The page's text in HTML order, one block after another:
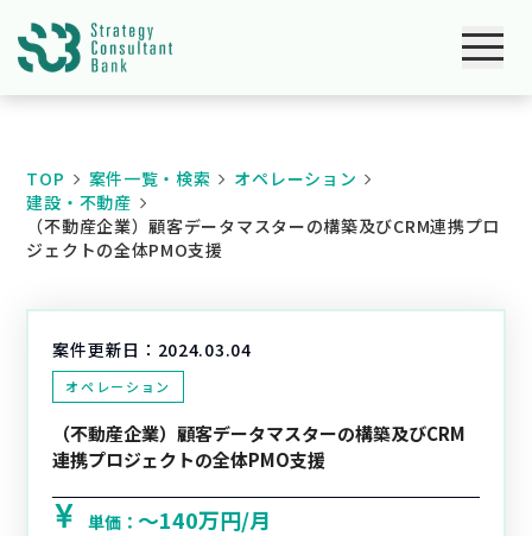
TOP 案件一覧・検索
オペレーション
建設・不動産
（不動産企業）顧客データマスターの構築及びCRM連携プロ
ジェクトの全体PMO支援
案件更新日： 2024.03.04
オペレーション
（不動産企業）顧客データマスターの構築及びCRM
連携プロジェクトの全体PMO支援
単価：〜140万円/月